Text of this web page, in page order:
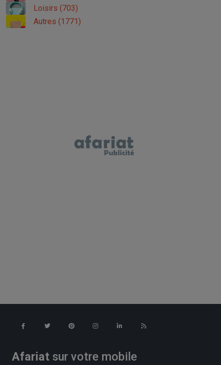
Loisirs (703)
Autres (1771)
Afariat sur votre mobile